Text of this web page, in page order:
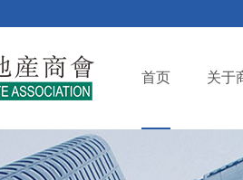
首页 关于